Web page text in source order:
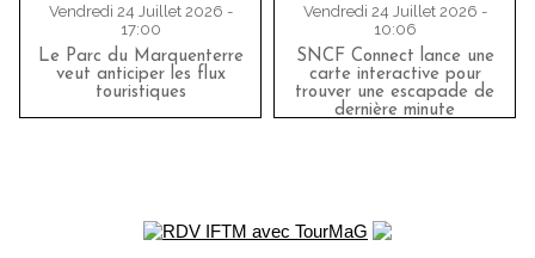
Vendredi 24 Juillet 2026 -
17:00
Le Parc du Marquenterre
veut anticiper les flux
touristiques
Vendredi 24 Juillet 2026 -
10:06
SNCF Connect lance une
carte interactive pour
trouver une escapade de
dernière minute